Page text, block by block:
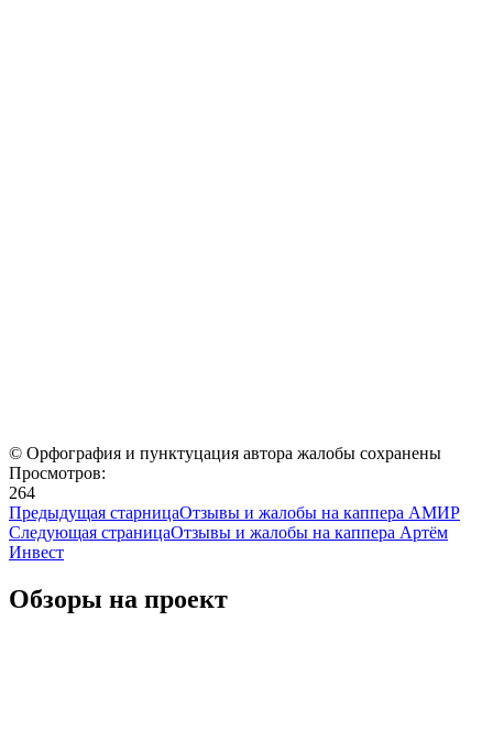
© Орфография и пунктуцация автора жалобы сохранены
Просмотров:
264
Предыдущая старницаОтзывы и жалобы на каппера АМИР
Следующая страницаОтзывы и жалобы на каппера Артём
Инвест
Обзоры на проект